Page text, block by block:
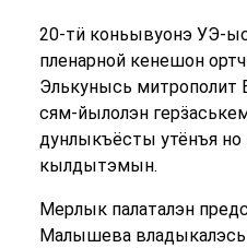
20-тӥ коньывуонэ УЭ-
пленарной кенешон
Элькунысь митрополит
сям-йылолэн
дунлыкъёсты утёнъя
кылдытэмын.
Мерлык палаталэн
Малышева